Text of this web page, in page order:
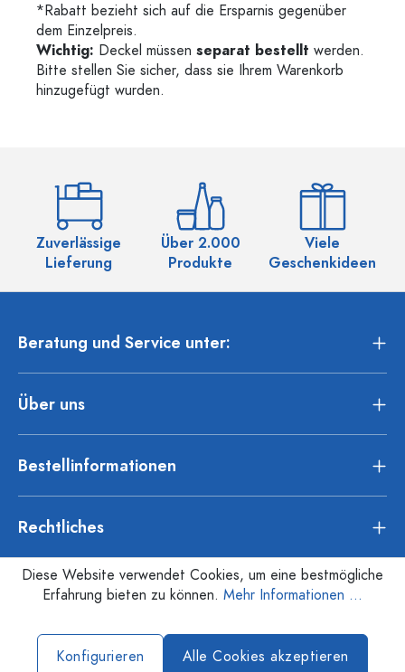
*Rabatt bezieht sich auf die Ersparnis gegenüber
dem Einzelpreis.
Wichtig: Deckel müssen separat bestellt werden.
Bitte stellen Sie sicher, dass sie Ihrem Warenkorb
hinzugefügt wurden.
Zuverlässige
Lieferung
Über 2.000
Produkte
Viele
Geschenkideen
Beratung und Service unter:
Über uns
Bestellinformationen
Rechtliches
Diese Website verwendet Cookies, um eine bestmögliche
Erfahrung bieten zu können. Mehr Informationen ...
Konfigurieren Alle Cookies akzeptieren